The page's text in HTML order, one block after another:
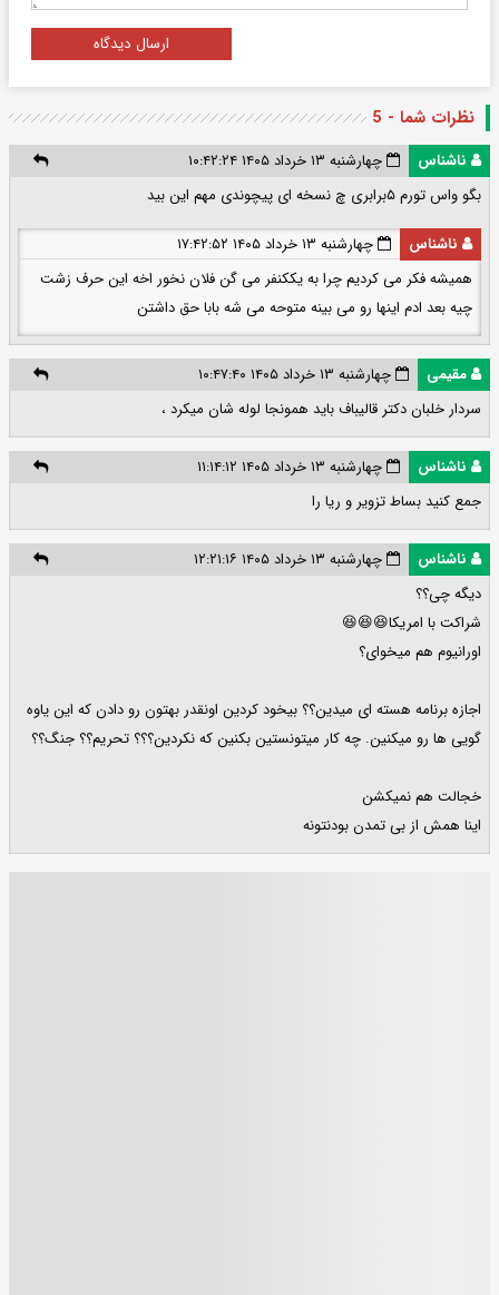
ارسال دیدگاه
نظرات شما - 5
ناشناس
چهارشنبه ۱۳ خرداد ۱۴۰۵ ۱۰:۴۲:۲۴
بگو واس تورم ۵برابری چ نسخه ای پیچوندی مهم این بید
ناشناس
چهارشنبه ۱۳ خرداد ۱۴۰۵ ۱۷:۴۲:۵۲
همیشه فکر می کردیم چرا به یککنفر می گن فلان نخور اخه این حرف زشت
چیه بعد ادم اینها رو می بینه متوحه می شه بابا حق داشتن
مقیمی
چهارشنبه ۱۳ خرداد ۱۴۰۵ ۱۰:۴۷:۴۰
سردار خلبان دکتر قالیباف باید همونجا لوله شان میکرد ،
ناشناس
چهارشنبه ۱۳ خرداد ۱۴۰۵ ۱۱:۱۴:۱۲
جمع کنید بساط تزویر و ریا را
ناشناس
چهارشنبه ۱۳ خرداد ۱۴۰۵ ۱۲:۲۱:۱۶
دیگه چی؟؟
شراکت با امریکا😆😆😆
اورانیوم هم میخوای؟
اجازه برنامه هسته ای میدین؟؟ بیخود کردین‌ اونقدر بهتون رو دادن که این یاوه
گویی ها رو میکنین. چه کار میتونستین بکنین که نکردین؟؟؟ تحریم؟؟ جنگ؟؟
خجالت هم نمیکشن
اینا همش از بی تمدن بودنتونه